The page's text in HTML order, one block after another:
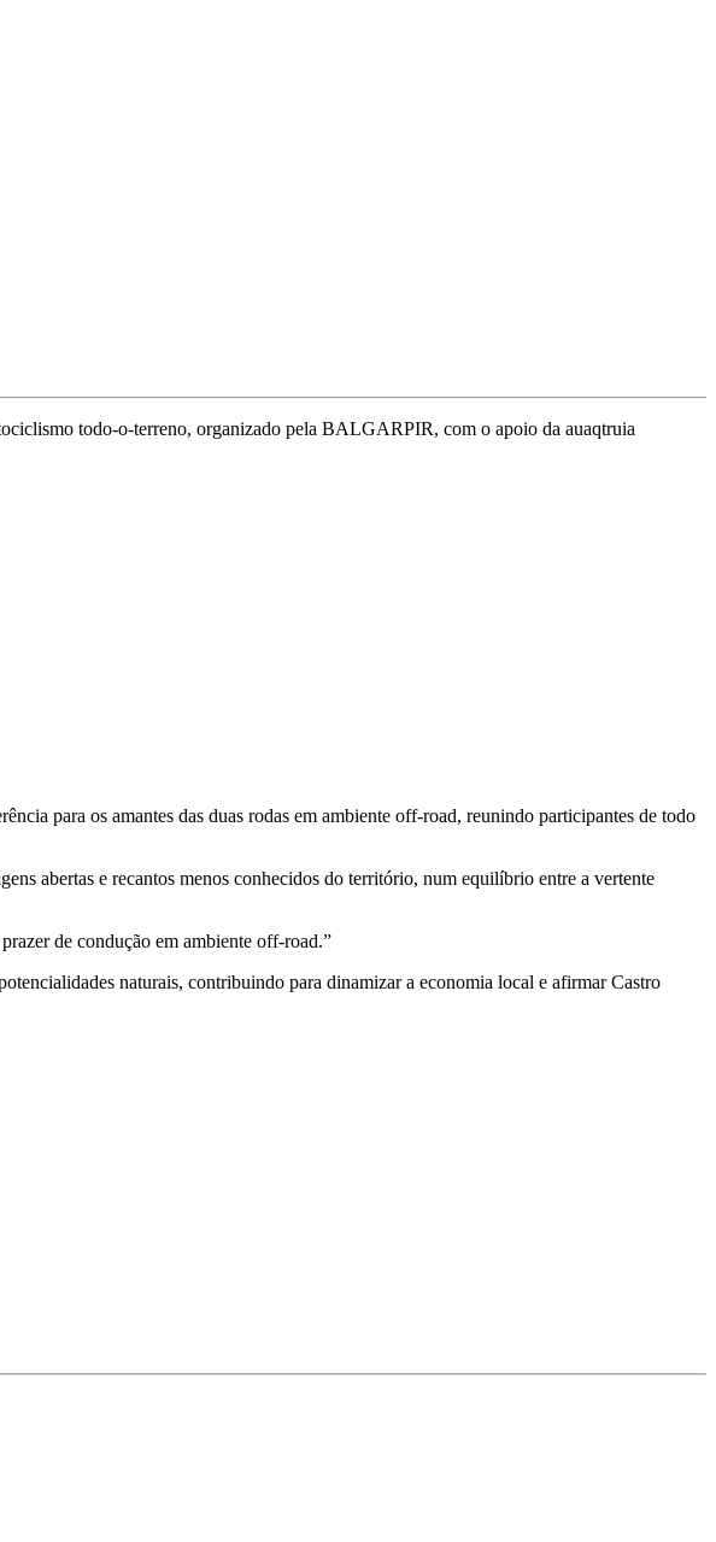
todo-o-terreno, organizado pela BALGARPIR, com o apoio da auaqtruia
para os amantes das duas rodas em ambiente off-road, reunindo participantes de todo
abertas e recantos menos conhecidos do território, num equilíbrio entre a vertente
de condução em ambiente off-road.”
naturais, contribuindo para dinamizar a economia local e afirmar Castro